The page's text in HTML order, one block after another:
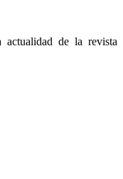
de la revista